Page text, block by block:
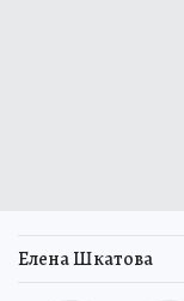
Елена Шкатова